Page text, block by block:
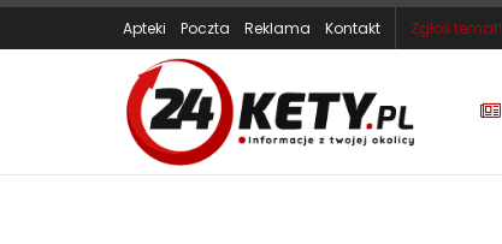
Apteki Poczta Reklama Kontakt Zgłoś temat!